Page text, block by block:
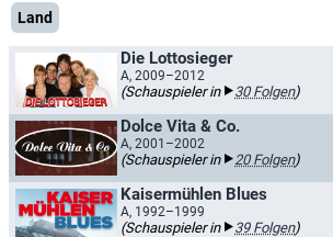
Land
Die Lottosieger
A, 2009–2012
(Schauspieler in 30 Folgen)
Dolce Vita & Co.
A, 2001–2002
(Schauspieler in 20 Folgen)
Kaisermühlen Blues
A, 1992–1999
(Schauspieler in 39 Folgen)